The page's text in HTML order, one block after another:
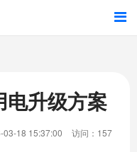
电升级方案
03-18 15:37:00 访问：157